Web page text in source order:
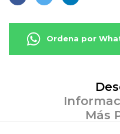
Ordena por
Más